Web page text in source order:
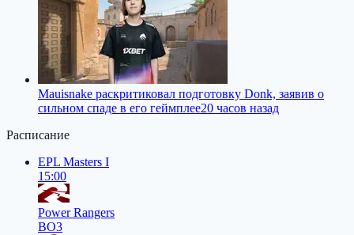
Mauisnake раскритиковал подготовку Donk, заявив о
сильном спаде в его геймплее20 часов назад
Расписание
EPL Masters I
15:00
Power Rangers
BO3